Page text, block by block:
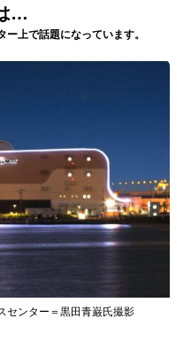
…
ー上で話題になっています。
センター＝黒田青巌氏撮影